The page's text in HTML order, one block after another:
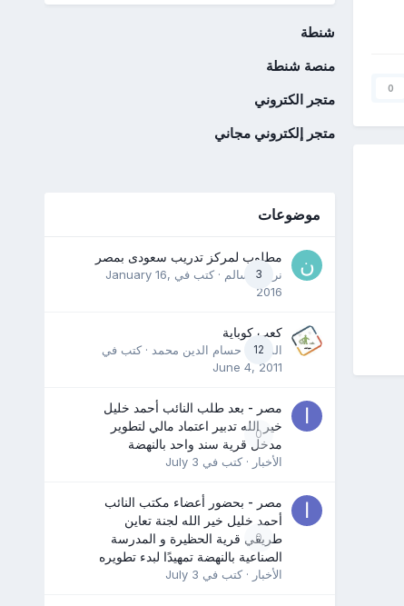
0
شنطة
منصة شنطة
متجر الكتروني
متجر إلكتروني مجاني
موضوعات
3
مطلوب لمركز تدريب سعودى بمصر
نرمين سالم · كتب في January 16,
2016
12
كعب كوباية
المدرب حسام الدين محمد · كتب في
June 4, 2011
0
مصر - بعد طلب النائب أحمد خليل
خير الله تدبير اعتماد مالي لتطوير
مدخل قرية سند واحد بالنهضة
الأخبار · كتب في July 3
0
مصر - بحضور أعضاء مكتب النائب
أحمد خليل خير الله لجنة تعاين
طريقي قرية الحظيرة و المدرسة
الصناعية بالنهضة تمهيدًا لبدء تطويره
الأخبار · كتب في July 3